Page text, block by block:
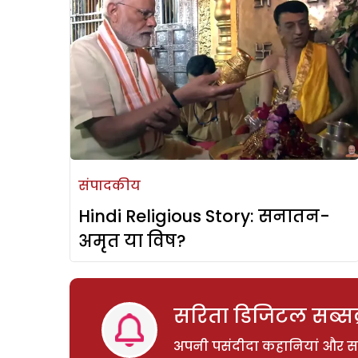
संपादकीय
Hindi Religious Story: सनातन-
अमृत या विष?
सरिता डिजिटल
अपनी पसंदीदा कहानियां और